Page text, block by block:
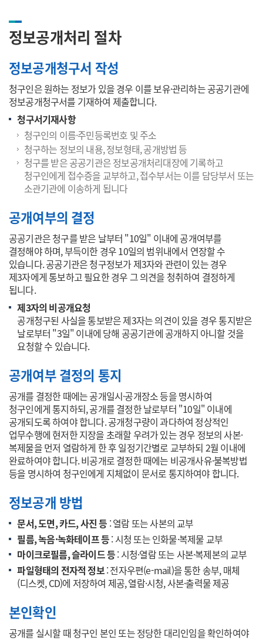
정보공개처리 절차
정보공개청구서 작성
청구인은 원하는 정보가 있을 경우 이를 보유·관리하는 공공기관에
정보공개청구서를 기재하여 제출합니다.
청구서기재사항
청구인의 이름·주민등록번호 및 주소
청구하는 정보의 내용, 정보형태, 공개방법 등
청구를 받은 공공기관은 정보공개처리대장에 기록하고
청구인에게 접수증을 교부하고, 접수부서는 이를 담당부서 또는
소관기관에 이송하게 됩니다
공개여부의 결정
공공기관은 청구를 받은 날부터 "10일" 이내에 공개여부를
결정해야 하며, 부득이한 경우 10일의 범위내에서 연장할 수
있습니다. 공공기관은 청구정보가 제3자와 관련이 있는 경우
제3자에게 통보하고 필요한 경우 그 의견을 청취하여 결정하게
됩니다.
제3자의 비공개요청
공개청구된 사실을 통보받은 제3자는 의견이 있을 경우 통지받은
날로부터 "3일" 이내에 당해 공공기관에 공개하지 아니할 것을
요청할 수 있습니다.
공개여부 결정의 통지
공개를 결정한 때에는 공개일시·공개장소 등을 명시하여
청구인에게 통지하되, 공개를 결정한 날로부터 "10일" 이내에
공개되도록 하여야 합니다. 공개청구량이 과다하여 정상적인
업무수행에 현저한 지장을 초래할 우려가 있는 경우 정보의 사본·
복제물을 먼저 열람하게 한 후 일정기간별로 교부하되 2월 이내에
완료하여야 합니다. 비공개로 결정한 때에는 비공개사유·불복방법
등을 명시하여 청구인에게 지체없이 문서로 통지하여야 합니다.
정보공개 방법
문서, 도면, 카드, 사진 등 : 열람 또는 사본의 교부
필름, 녹음·녹화테이프 등: 시청 또는 인화물·복제물 교부
마이크로필름, 슬라이드 등: 시청·열람 또는 사본·복제본의 교부
파일형태의 전자적 정보: 전자우편(e-mail)을 통한 송부, 매체
(디스켓, CD)에 저장하여 제공, 열람·시청, 사본·출력물 제공
본인확인
공개를 실시할 때 청구인 본인 또는 정당한 대리인임을 확인하여야